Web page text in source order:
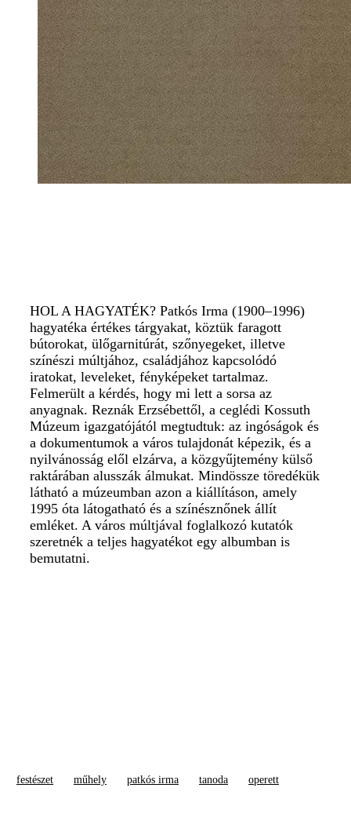
HOL A HAGYATÉK? Patkós Irma (1900–1996)
hagyatéka értékes tárgyakat, köztük faragott
bútorokat, ülőgarnitúrát, szőnyegeket, illetve
színészi múltjához, családjához kapcsolódó
iratokat, leveleket, fényképeket tartalmaz.
Felmerült a kérdés, hogy mi lett a sorsa az
anyagnak. Reznák Erzsébettől, a ceglédi Kossuth
Múzeum igazgatójától megtudtuk: az ingóságok és
a dokumentumok a város tulajdonát képezik, és a
nyilvánosság elől elzárva, a közgyűjtemény külső
raktárában alusszák álmukat. Mindössze töredékük
látható a múzeumban azon a kiállításon, amely
1995 óta látogatható és a színésznőnek állít
emléket. A város múltjával foglalkozó kutatók
szeretnék a teljes hagyatékot egy albumban is
bemutatni.
festészet műhely patkós irma tanoda operett